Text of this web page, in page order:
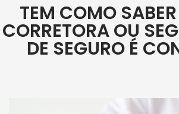
TEM COMO
CORRETORA OU
DE SEGURO É